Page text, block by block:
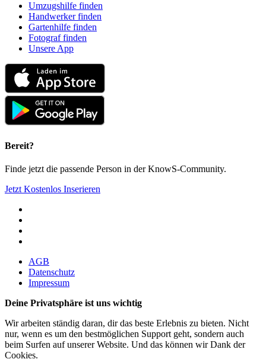
Umzugshilfe finden
Handwerker finden
Gartenhilfe finden
Fotograf finden
Unsere App
Bereit?
Finde jetzt die passende Person in der KnowS-Community.
Jetzt Kostenlos Inserieren
AGB
Datenschutz
Impressum
Deine Privatsphäre ist uns wichtig
Wir arbeiten ständig daran, dir das beste Erlebnis zu bieten. Nicht
nur, wenn es um den bestmöglichen Support geht, sondern auch
beim Surfen auf unserer Website. Und das können wir Dank der
Cookies.